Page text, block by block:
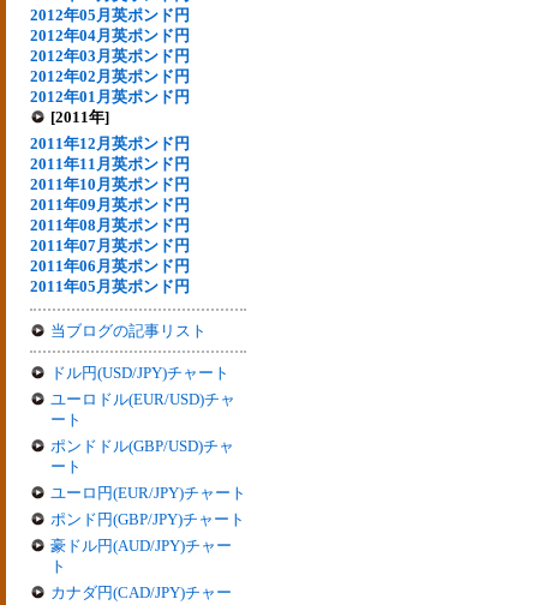
2012年05月英ポンド円
2012年04月英ポンド円
2012年03月英ポンド円
2012年02月英ポンド円
2012年01月英ポンド円
[2011年]
2011年12月英ポンド円
2011年11月英ポンド円
2011年10月英ポンド円
2011年09月英ポンド円
2011年08月英ポンド円
2011年07月英ポンド円
2011年06月英ポンド円
2011年05月英ポンド円
当ブログの記事リスト
ドル円(USD/JPY)チャート
ユーロドル(EUR/USD)チャ
ート
ポンドドル(GBP/USD)チャ
ート
ユーロ円(EUR/JPY)チャート
ポンド円(GBP/JPY)チャート
豪ドル円(AUD/JPY)チャー
ト
カナダ円(CAD/JPY)チャー